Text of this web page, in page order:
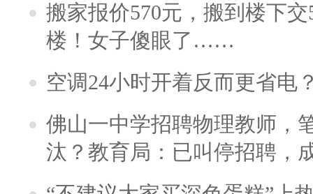
搬家报价570元，搬到楼下
楼！女子傻眼了……
空调24小时开着反而更省电
佛山一中学招聘物理教师，
汰？教育局：已叫停招聘，